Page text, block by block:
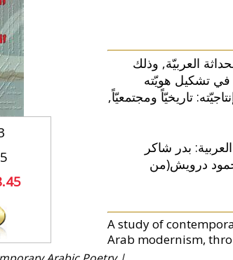
العربيّة, وذلك
في تشكيل هويّته
تاريخيّاً ومجتمعيّاً,
بدر شاكر
درويش(من
A study of
Arab modernism,